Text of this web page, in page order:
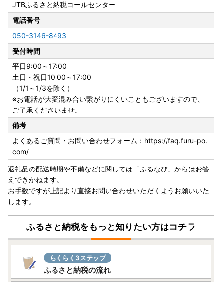
JTBふるさと納税コールセンター
電話番号
050-3146-8493
受付時間
平日9:00～17:00
土日・祝日10:00～17:00
（1/1～1/3を除く）
※お電話が大変混み合い繋がりにくいこともございますので、
ご了承くださいませ。
備考
よくあるご質問・お問い合わせフォーム：https://faq.furu-po.
com/
返礼品の配送時期や不備などに関しては「ふるなび」からはお答
えできかねます。
お手数ですが上記より直接お問い合わせいただくようお願いいた
します。
ふるさと納税をもっと知りたい方はコチラ
らくらく3ステップ
ふるさと納税の流れ